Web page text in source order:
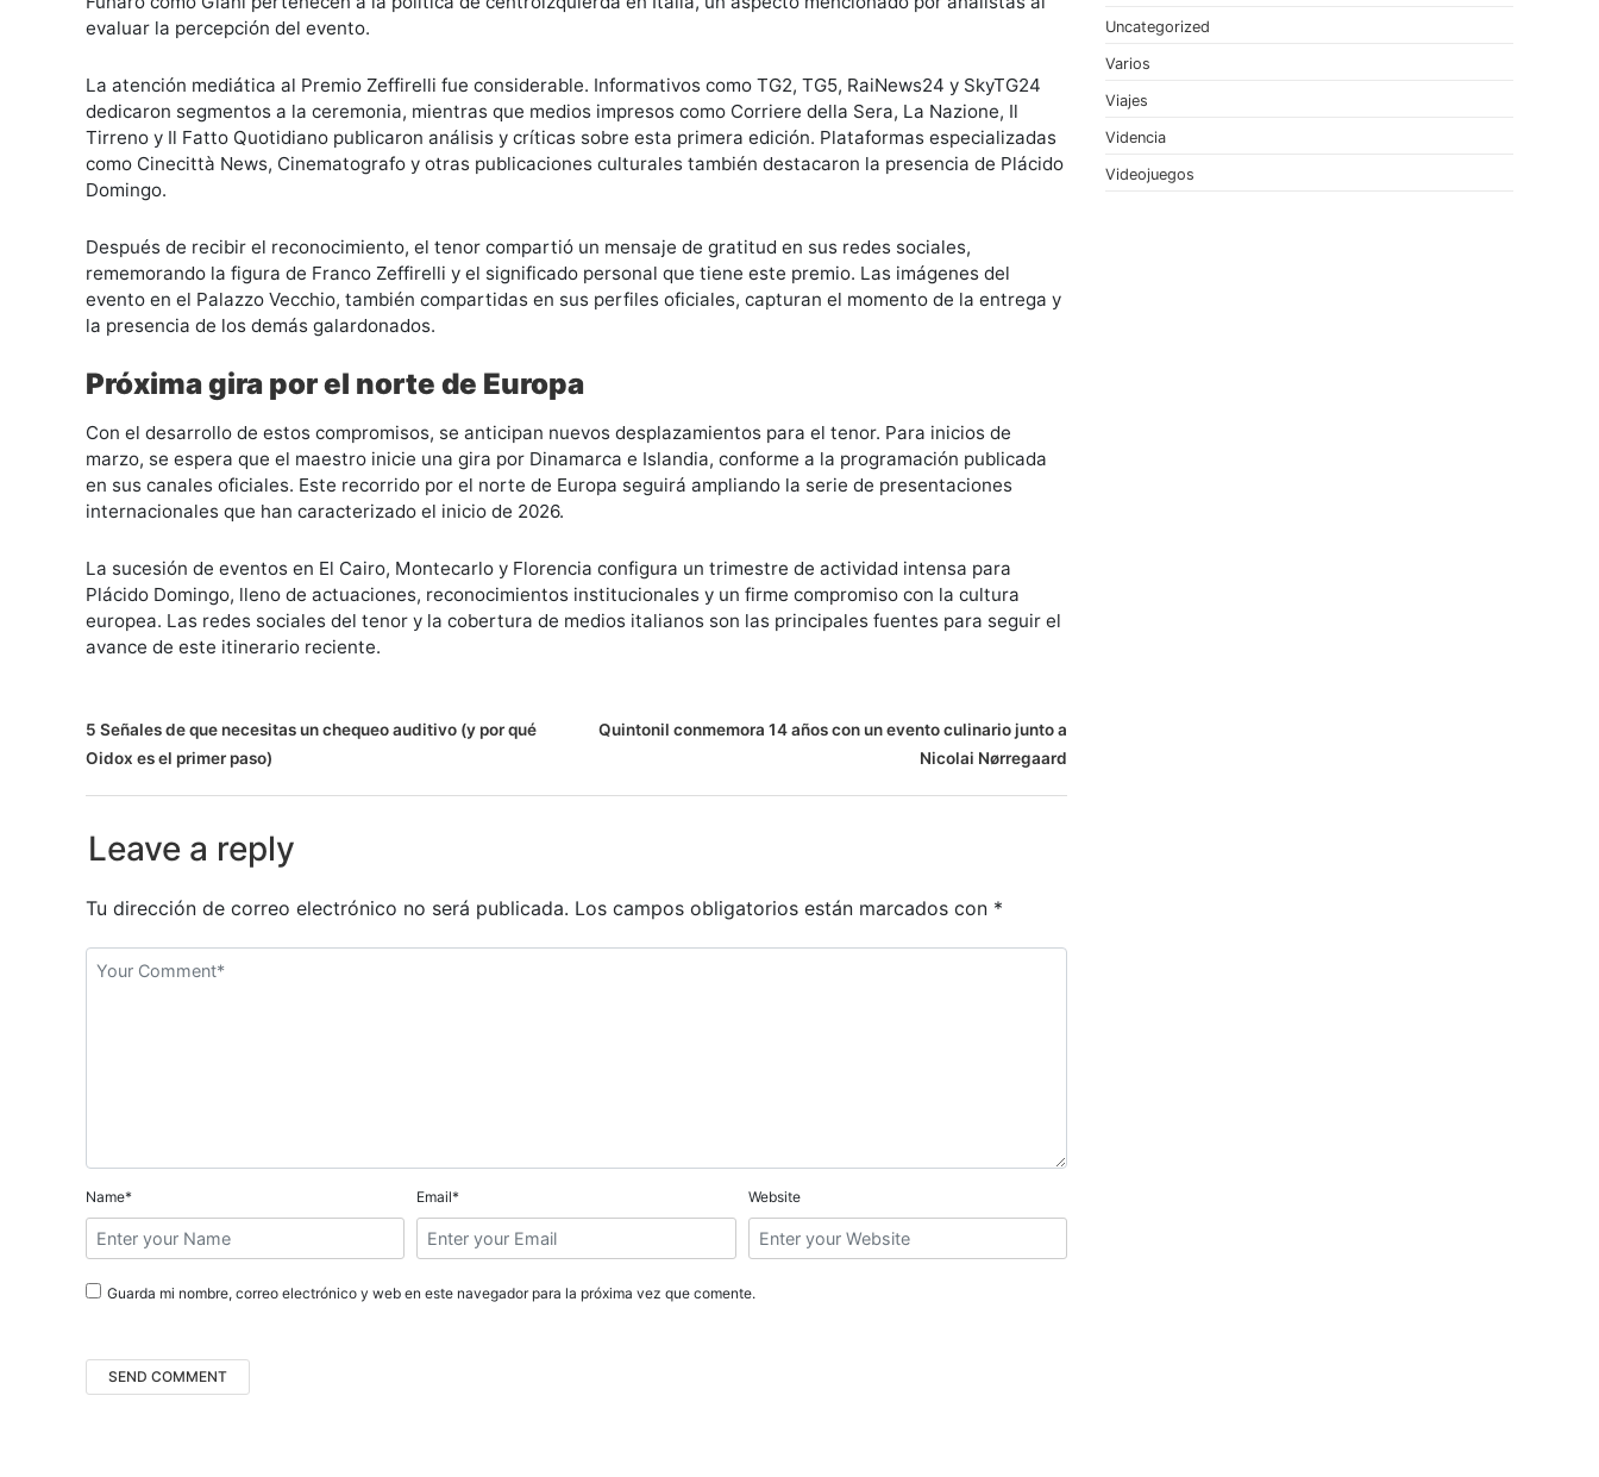
evaluar la percepción del evento.
La atención mediática al Premio Zeffirelli fue considerable. Informativos como TG2, TG5, RaiNews24 y SkyTG24
dedicaron segmentos a la ceremonia, mientras que medios impresos como Corriere della Sera, La Nazione, Il
Tirreno y Il Fatto Quotidiano publicaron análisis y críticas sobre esta primera edición. Plataformas especializadas
como Cinecittà News, Cinematografo y otras publicaciones culturales también destacaron la presencia de Plácido
Domingo.
Después de recibir el reconocimiento, el tenor compartió un mensaje de gratitud en sus redes sociales,
rememorando la figura de Franco Zeffirelli y el significado personal que tiene este premio. Las imágenes del
evento en el Palazzo Vecchio, también compartidas en sus perfiles oficiales, capturan el momento de la entrega y
la presencia de los demás galardonados.
Próxima gira por el norte de Europa
Con el desarrollo de estos compromisos, se anticipan nuevos desplazamientos para el tenor. Para inicios de
marzo, se espera que el maestro inicie una gira por Dinamarca e Islandia, conforme a la programación publicada
en sus canales oficiales. Este recorrido por el norte de Europa seguirá ampliando la serie de presentaciones
internacionales que han caracterizado el inicio de 2026.
La sucesión de eventos en El Cairo, Montecarlo y Florencia configura un trimestre de actividad intensa para
Plácido Domingo, lleno de actuaciones, reconocimientos institucionales y un firme compromiso con la cultura
europea. Las redes sociales del tenor y la cobertura de medios italianos son las principales fuentes para seguir el
avance de este itinerario reciente.
N
a
v
e
g
a
d
e
e
t
5 Señales de que necesitas un chequeo auditivo (y por qué
Oidox es el primer paso)
Quintonil conmemora 14 años con un evento culinario junto a
Nicolai Nørregaard
Leave a reply
Tu dirección de correo electrónico no será publicada. Los campos obligatorios están marcados con *
Name* Email* Website
Guarda mi nombre, correo electrónico y web en este navegador para la próxima vez que comente.
Uncategorized
Varios
Viajes
Videncia
Videojuegos